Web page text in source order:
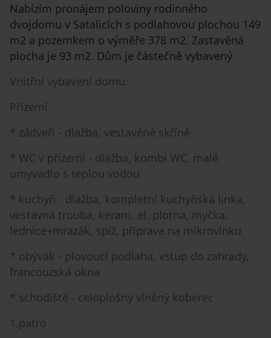
Nabízím pronájem poloviny rodinného
dvojdomu v Satalicích s podlahovou plochou 149
m2 a pozemkem o výměře 378 m2. Zastavěná
plocha je 93 m2. Dům je částečně vybavený
Vnitřní vybavení domu:
Přízemí
* zádveří - dlažba, vestavěné skříně
* WC v přízemí - dlažba, kombi WC, malé
umyvadlo s teplou vodou
* kuchyň - dlažba, kompletní kuchyňská linka,
vestavná trouba, keram. el. plotna, myčka,
lednice+mrazák, spíž, příprava na mikrovlnku
* obývák - plovoucí podlaha, vstup do zahrady,
francouzská okna
* schodiště - celoplošný vlněný koberec
1.patro